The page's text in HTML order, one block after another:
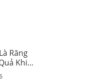
Răng
Khi
6